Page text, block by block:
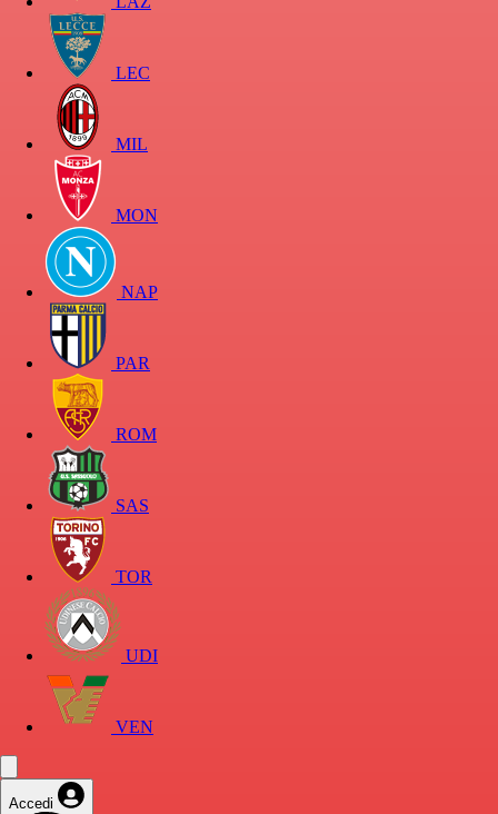
LEC
MIL
MON
NAP
PAR
ROM
SAS
TOR
UDI
VEN
Accedi